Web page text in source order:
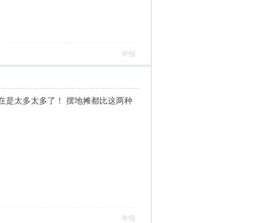
举报
是太多太多了！ 摆地摊都比这两种
举报